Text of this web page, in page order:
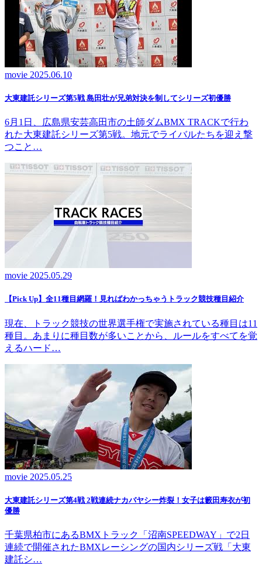
movie 2025.06.10
大東建託シリーズ第5戦 島田壮が兄弟対決を制してシリーズ初優勝
6月1日、広島県安芸高田市の土師ダムBMX TRACKで行わ
れた大東建託シリーズ第5戦。地元でライバルたちを迎え撃
つこと…
movie 2025.05.29
【Pick Up】全11種目網羅！見ればわかっちゃうトラック競技種目紹介
現在、トラック競技の世界選手権で実施されている種目は11
種目。あまりに種目数が多いことから、ルールをすべてを覚
えるハード…
movie 2025.05.25
大東建託シリーズ第4戦 2戦連続ナカバヤシー炸裂！女子は籔田寿衣が初
優勝
千葉県柏市にあるBMXトラック「沼南SPEEDWAY」で2日
連続で開催されたBMXレーシングの国内シリーズ戦「大東
建託シ…